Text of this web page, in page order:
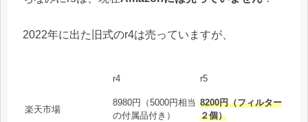
2022年に出た旧式のr4は売っていますが、
r4 r5
楽天市場
8980円（5000円相当
の付属品付き）
8200円（フィルター
２個）